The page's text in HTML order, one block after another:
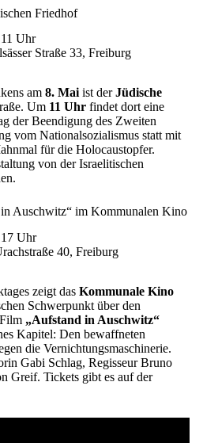
Friedhof
Uhr
Straße 33, Freiburg
am 8. Mai ist derJüdische
Um 11 Uhr findet dort eine
der Beendigung des Zweiten
vom Nationalsozialismus statt mit
für die Holocaustopfer.
von derIsraelitischen
.
Auschwitz“ im Kommunalen Kino
Uhr
40, Freiburg
zeigt das Kommunale Kino
Schwerpunkt über den
Film „Aufstand in Auschwitz“
Kapitel: Den bewaffneten
die Vernichtungsmaschinerie.
Gabi Schlag, Regisseur Bruno
Greif. Tickets gibt es auf der